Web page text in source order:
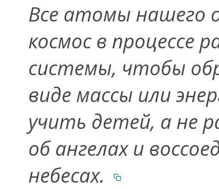
Все атомы нашего
космос в процессе
системы, чтобы
виде массы или
учить детей, а не
об ангелах и
небесах.